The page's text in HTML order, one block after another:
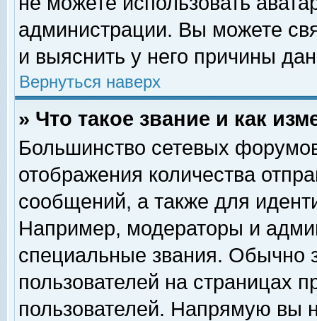
администрации. Вы можете
и выяснить у него причины
Вернуться наверх
» Что такое звание и как
Большинство сетевых
отображения количества
сообщений, а также для
Например, модераторы и
специальные звания. Обычно
пользователей на страницах
пользователей. Напрямую вы